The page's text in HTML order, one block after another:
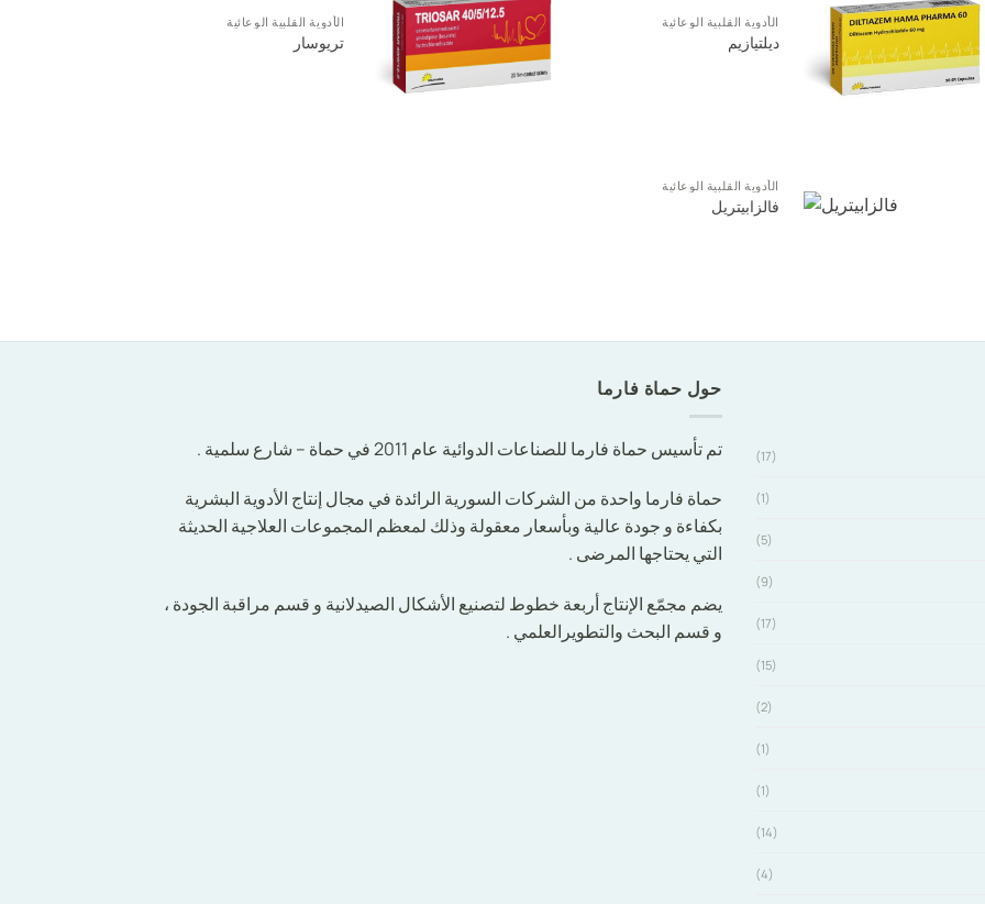
الأدوية القلبية الوعائية
ديلتيازيم
الأدوية القلبية الوعائية
تريوسار
الأدوية القلبية الوعائية
فالزابيتريل
(17)
(1)
(5)
(9)
(17)
(15)
(2)
(1)
(1)
(14)
(4)
حول حماة فارما
تم تأسيس حماة فارما للصناعات الدوائية عام 2011 في حماة – شارع سلمية .
حماة فارما واحدة من الشركات السورية الرائدة في مجال إنتاج الأدوية البشرية
بكفاءة و جودة عالية وبأسعار معقولة وذلك لمعظم المجموعات العلاجية الحديثة
التي يحتاجها المرضى .
يضم مجمّع الإنتاج أربعة خطوط لتصنيع الأشكال الصيدلانية و قسم مراقبة الجودة ،
و قسم البحث والتطويرالعلمي .